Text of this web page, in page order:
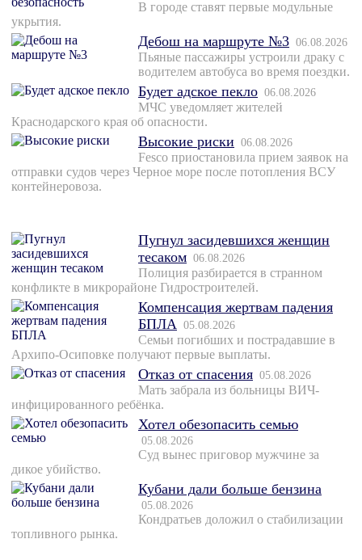
В городе ставят первые модульные
укрытия.
Дебош на маршруте №3 06.08.2026
Пьяные пассажиры устроили драку с
водителем автобуса во время поездки.
Будет адское пекло 06.08.2026
МЧС уведомляет жителей
Краснодарского края об опасности.
Высокие риски 06.08.2026
Fesco приостановила прием заявок на
отправки судов через Черное море после потопления ВСУ
контейнеровоза.
Пугнул засидевшихся женщин
тесаком 06.08.2026
Полиция разбирается в странном
конфликте в микрорайоне Гидростроителей.
Компенсация жертвам падения
БПЛА 05.08.2026
Семьи погибших и пострадавшие в
Архипо-Осиповке получают первые выплаты.
Отказ от спасения 05.08.2026
Мать забрала из больницы ВИЧ-
инфицированного ребёнка.
Хотел обезопасить семью
05.08.2026
Суд вынес приговор мужчине за
дикое убийство.
Кубани дали больше бензина
05.08.2026
Кондратьев доложил о стабилизации
топливного рынка.